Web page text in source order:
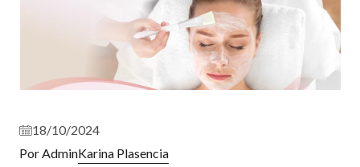
18/10/2024
Por AdminKarina Plasencia